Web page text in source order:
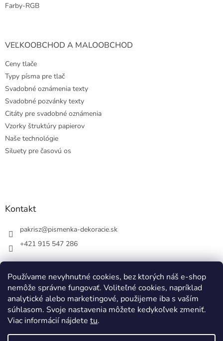
Používame nevyhnutné cookies, bez ktorých náš e-shop
nemôže správne fungovať. Voliteľné cookies, napríklad
analytické alebo marketingové, použijeme iba s vaším
súhlasom. Svoje nastavenia môžete kedykoľvek zmeniť.
Viac informácií nájdete tu.
Farby-RGB
VEĽKOOBCHOD A MALOOBCHOD
Ceny tlače
Typy písma pre tlač
Svadobné oznámenia texty
Svadobné pozvánky texty
Citáty pre svadobné oznámenia
Vzorky štruktúry papierov
Naše technológie
Siluety pre časovú os
Kontakt
pakrisz@pismenka-dekoracie.sk
+421 915 547 286
Facebook